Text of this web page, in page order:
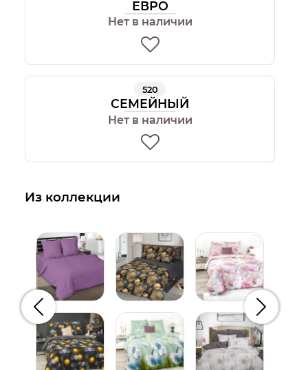
ЕВРО
Нет в наличии
520
СЕМЕЙНЫЙ
Нет в наличии
Из коллекции
Предыдущий